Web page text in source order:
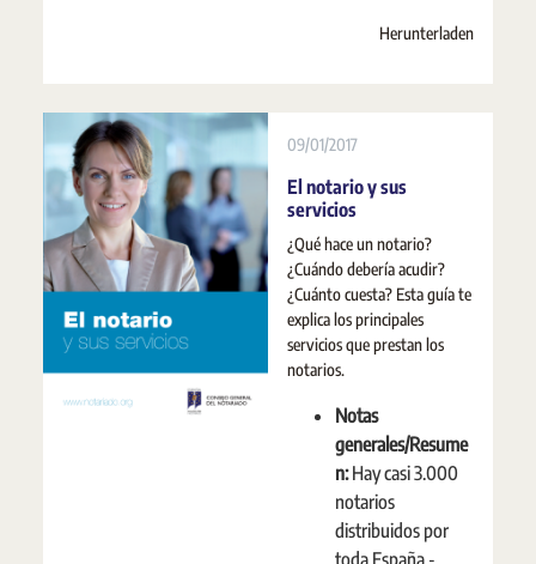
Herunterladen
09/01/2017
El notario y sus
servicios
¿Qué hace un notario?
¿Cuándo debería acudir?
¿Cuánto cuesta? Esta guía te
explica los principales
servicios que prestan los
notarios.
Notas
generales/Resume
n:Hay casi 3.000
notarios
distribuidos por
toda España -